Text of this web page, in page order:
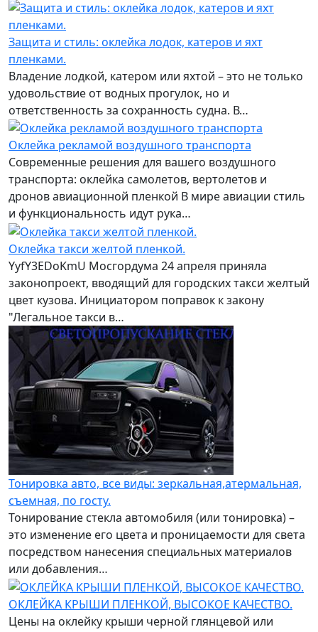
Защита и стиль: оклейка лодок, катеров и яхт
пленками.
Владение лодкой, катером или яхтой – это не только
удовольствие от водных прогулок, но и
ответственность за сохранность судна. В…
Оклейка рекламой воздушного транспорта
Современные решения для вашего воздушного
транспорта: оклейка самолетов, вертолетов и
дронов авиационной пленкой В мире авиации стиль
и функциональность идут рука…
Оклейка такси желтой пленкой.
YyfY3EDoKmU Мосгордума 24 апреля приняла
законопроект, вводящий для городских такси желтый
цвет кузова. Инициатором поправок к закону
"Легальное такси в…
Тонировка авто, все виды: зеркальная,атермальная,
съемная, по госту.
Тонирование стекла автомобиля (или тонировка) –
это изменение его цвета и проницаемости для света
посредством нанесения специальных материалов
или добавления…
ОКЛЕЙКА КРЫШИ ПЛЕНКОЙ, ВЫСОКОЕ КАЧЕСТВО.
Цены на оклейку крыши черной глянцевой или